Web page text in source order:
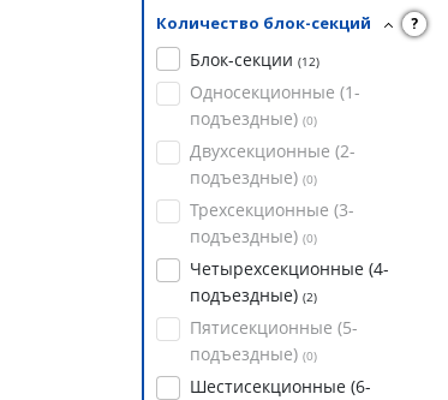
Количество блок-секций ?
Блок-секции (12)
Односекционные (1-
подъездные) (0)
Двухсекционные (2-
подъездные) (0)
Трехсекционные (3-
подъездные) (0)
Четырехсекционные (4-
подъездные) (2)
Пятисекционные (5-
подъездные) (0)
Шестисекционные (6-